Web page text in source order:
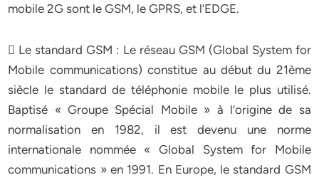
mobile 2G sont le GSM, le GPRS, et l’EDGE.
 Le standard GSM : Le réseau GSM (Global System for
Mobile communications) constitue au début du 21ème
siècle le standard de téléphonie mobile le plus utilisé.
Baptisé « Groupe Spécial Mobile » à l’origine de sa
normalisation en 1982, il est devenu une norme
internationale nommée « Global System for Mobile
communications » en 1991. En Europe, le standard GSM